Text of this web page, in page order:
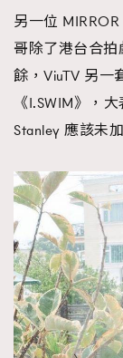
另一位
哥除了港台合
餘，ViuTV 另一
《I.SWIM》，
Stanley 應該未